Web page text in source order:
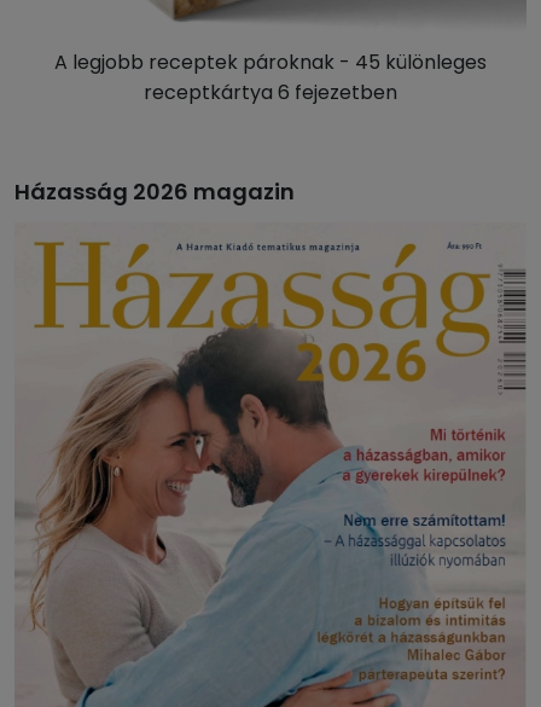
A legjobb receptek pároknak - 45 különleges
receptkártya 6 fejezetben
Házasság 2026 magazin